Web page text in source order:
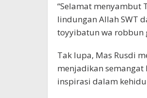
“Selamat menyambut
lindungan Allah SWT
toyyibatun wa robbun
Tak lupa, Mas Rusdi
menjadikan
inspirasi dalam